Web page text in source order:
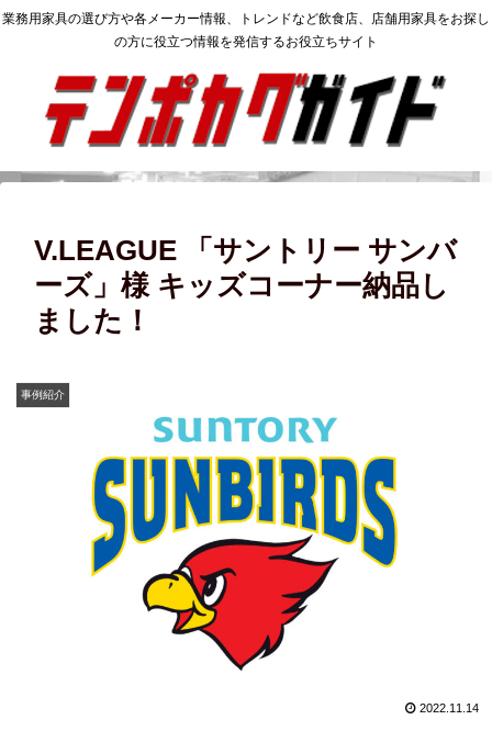
業務用家具の選び方や各メーカー情報、トレンドなど飲食店、店舗用家具をお探し
の方に役立つ情報を発信するお役立ちサイト
V.LEAGUE 「サントリー サンバ
ーズ」様 キッズコーナー納品し
ました！
事例紹介
2022.11.14